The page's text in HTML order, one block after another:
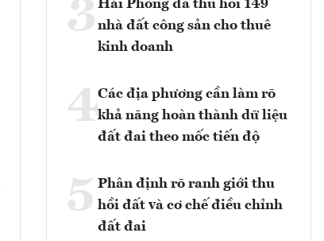
3 Hải Phòng đã thu hồi 149
nhà đất công sản cho thuê
kinh doanh
4Các địa phương cần làm rõ
khả năng hoàn thành dữ liệu
đất đai theo mốc tiến độ
5 Phân định rõ ranh giới thu
hồi đất và cơ chế điều chỉnh
đất đai